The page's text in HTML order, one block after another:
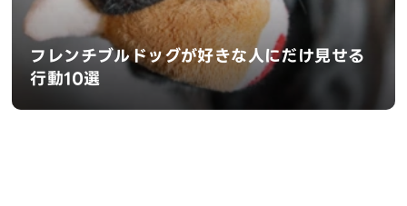
フレンチブルドッグが好きな人にだけ見せる
行動10選